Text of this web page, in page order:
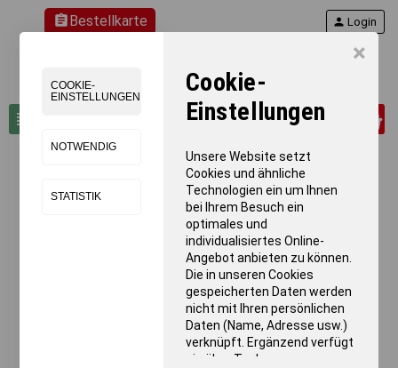
×
COOKIE-
EINSTELLUNGEN
NOTWENDIG
STATISTIK
Cookie-
Einstellungen
Unsere Website setzt
Cookies und ähnliche
Technologien ein um Ihnen
bei Ihrem Besuch ein
optimales und
individualisiertes Online-
Angebot anbieten zu können.
Die in unseren Cookies
gespeicherten Daten werden
nicht mit Ihren persönlichen
Daten (Name, Adresse usw.)
verknüpft. Ergänzend verfügt
sie über Tools von
assignmentBestellkarte
view_headline search
person Login